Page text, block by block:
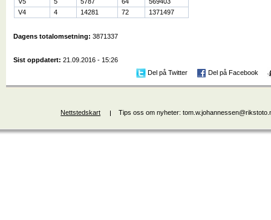
V4
4 14281 72 1371497
Dagens totalomsetning:3871337
Sist oppdatert:21.09.2016 - 15:26
Del på Twitter
Del på Facebook
Nettstedskart Tips oss om nyheter: